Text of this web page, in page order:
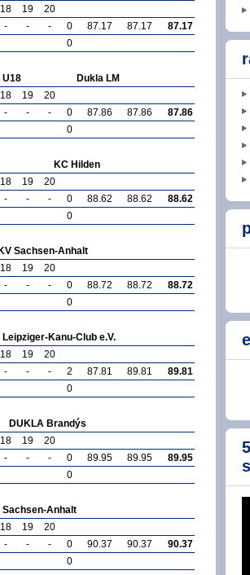
18 19
20
- - - 0 87.17 87.17
87.17
0
U18
Dukla LM
18 19
20
- - - 0 87.86 87.86
87.86
0
KC Hilden
18 19
20
- - - 0 88.62 88.62
88.62
0
Sachsen-Anhalt
18 19
20
- - - 0 88.72 88.72
88.72
0
Leipziger-Kanu-Club e.V.
18 19
20
- - - 2 87.81 89.81
89.81
0
DUKLA Brandýs
18 19
20
- - - 0 89.95 89.95
89.95
0
Sachsen-Anhalt
18 19
20
- - - 0 90.37 90.37
90.37
0